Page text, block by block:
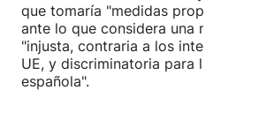
que tomaría "medidas
ante lo que considera una medida
"injusta, contraria a los intereses de
UE, y discriminatoria para la
española".